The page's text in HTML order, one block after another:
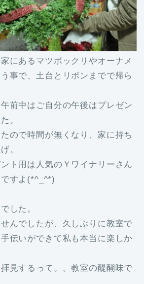
にあるマツボックリやオーナメ
事で、土台とリボンまでで帰ら
前中はご自分の午後はプレゼン
。
ので時間が無くなり、家に持ち
。
ト用は人気のＹワイナリーさん
すよ(*^_^*)
した。
んでしたが、久しぶりに教室で
伝いができて私も本当に楽しか
見するって。。教室の醍醐味で